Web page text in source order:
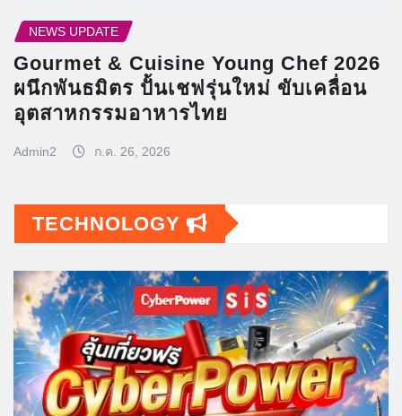
NEWS UPDATE
Gourmet & Cuisine Young Chef 2026
ผนึกพันธมิตร ปั้นเชฟรุ่นใหม่ ขับเคลื่อน
อุตสาหกรรมอาหารไทย
Admin2 ก.ค. 26, 2026
TECHNOLOGY